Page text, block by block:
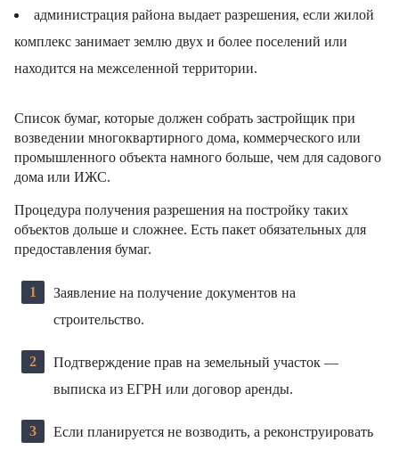
администрация района выдает разрешения, если жилой
комплекс занимает землю двух и более поселений или
находится на межселенной территории.
Список бумаг, которые должен собрать застройщик при
возведении многоквартирного дома, коммерческого или
промышленного объекта намного больше, чем для садового
дома или ИЖС.
Процедура получения разрешения на постройку таких
объектов дольше и сложнее. Есть пакет обязательных для
предоставления бумаг.
Заявление на получение документов на
строительство.
Подтверждение прав на земельный участок —
выписка из ЕГРН или договор аренды.
Если планируется не возводить, а реконструировать